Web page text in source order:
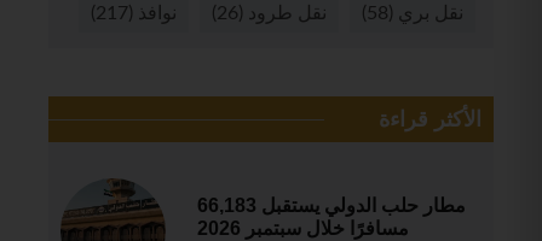
نقل بري (58) نقل طرود (26) نوافذ (217)
الأكثر قراءة
مطار حلب الدولي يستقبل 66,183
مسافرًا خلال سبتمبر 2026